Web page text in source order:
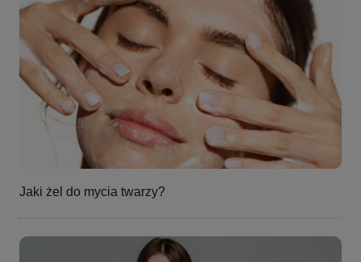
Jaki żel do mycia twarzy?